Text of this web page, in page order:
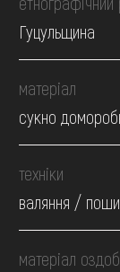
Гуцульщина
матеріал
сукно
техніки
валяння /
матеріал